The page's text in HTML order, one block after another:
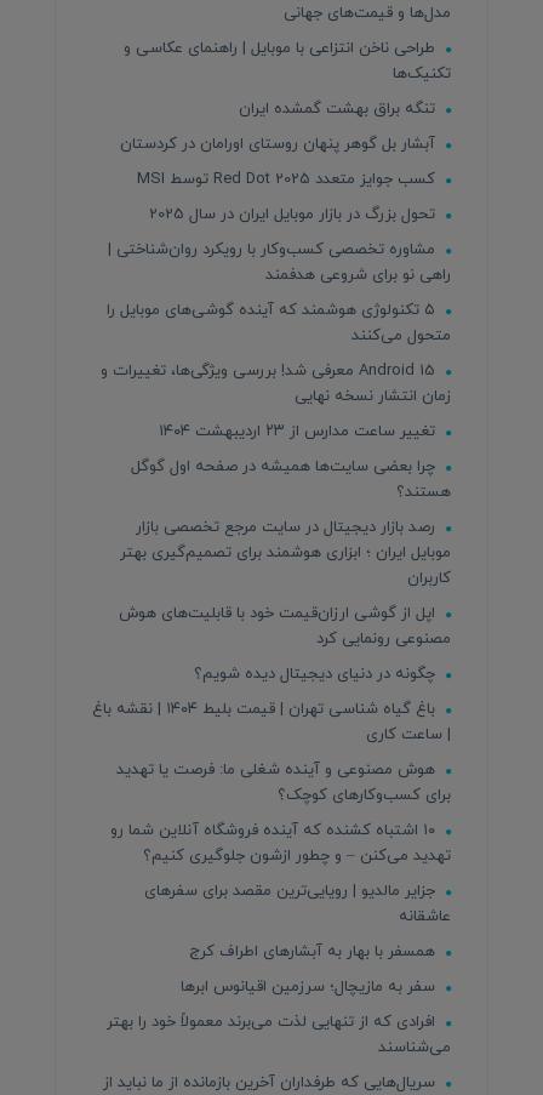
مدل‌ها و قیمت‌های جهانی
طراحی ناخن انتزاعی با موبایل | راهنمای عکاسی و
تکنیک‌ها
تنگه براق بهشت گمشده ایران
آبشار بل گوهر پنهان روستای اورامان در کردستان
کسب جوایز متعدد Red Dot 2025 توسط MSI
تحول بزرگ در بازار موبایل ایران در سال 2025
مشاوره تخصصی کسب‌وکار با رویکرد روان‌شناختی |
راهی نو برای شروعی هدفمند
۵ تکنولوژی هوشمند که آینده گوشی‌های موبایل را
متحول می‌کنند
Android 15 معرفی شد! بررسی ویژگی‌ها، تغییرات و
زمان انتشار نسخه نهایی
تغییر ساعت مدارس از ۲۳ اردیبهشت ۱۴۰۴
چرا بعضی سایت‌ها همیشه در صفحه اول گوگل
هستند؟
رصد بازار دیجیتال در سایت مرجع تخصصی بازار
موبایل ایران ؛ ابزاری هوشمند برای تصمیم‌گیری بهتر
کاربران
اپل از گوشی ارزان‌قیمت خود با قابلیت‌های هوش
مصنوعی رونمایی کرد
چگونه در دنیای دیجیتال دیده شویم؟
باغ گیاه شناسی تهران | قیمت بلیط ۱۴۰۴ | نقشه باغ
| ساعت کاری
هوش مصنوعی و آینده شغلی ما: فرصت یا تهدید
برای کسب‌وکارهای کوچک؟
۱۰ اشتباه کشنده که آینده فروشگاه آنلاین شما رو
تهدید می‌کنن – و چطور ازشون جلوگیری کنیم؟
جزایر مالدیو | رویایی‌ترین مقصد برای سفرهای
عاشقانه
همسفر با بهار به آبشارهای اطراف کرج
سفر به مازیچال؛ سرزمین اقیانوس ابرها
افرادی که از تنهایی لذت می‌برند معمولاً خود را بهتر
می‌شناسند
سریال‌هایی که طرفداران آخرین بازمانده از ما نباید از